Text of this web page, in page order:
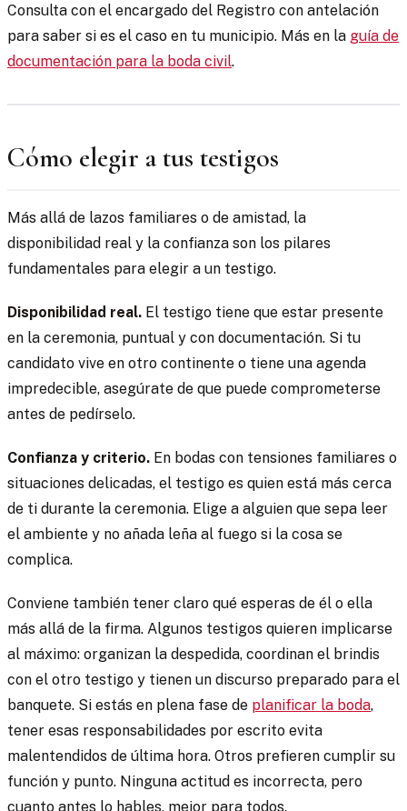
Consulta con el encargado del Registro con antelación
para saber si es el caso en tu municipio. Más en la guía de
documentación para la boda civil.
Cómo elegir a tus testigos
Más allá de lazos familiares o de amistad, la
disponibilidad real y la confianza son los pilares
fundamentales para elegir a un testigo.
Disponibilidad real. El testigo tiene que estar presente
en la ceremonia, puntual y con documentación. Si tu
candidato vive en otro continente o tiene una agenda
impredecible, asegúrate de que puede comprometerse
antes de pedírselo.
Confianza y criterio. En bodas con tensiones familiares o
situaciones delicadas, el testigo es quien está más cerca
de ti durante la ceremonia. Elige a alguien que sepa leer
el ambiente y no añada leña al fuego si la cosa se
complica.
Conviene también tener claro qué esperas de él o ella
más allá de la firma. Algunos testigos quieren implicarse
al máximo: organizan la despedida, coordinan el brindis
con el otro testigo y tienen un discurso preparado para el
banquete. Si estás en plena fase de planificar la boda,
tener esas responsabilidades por escrito evita
malentendidos de última hora. Otros prefieren cumplir su
función y punto. Ninguna actitud es incorrecta, pero
cuanto antes lo hables, mejor para todos.